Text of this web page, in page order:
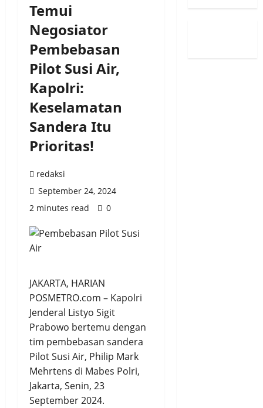
Temui
Negosiator
Pembebasan
Pilot Susi Air,
Kapolri:
Keselamatan
Sandera Itu
Prioritas!
redaksi
September 24, 2024
2 minutes read
0
JAKARTA, HARIAN
POSMETRO.com – Kapolri
Jenderal Listyo Sigit
Prabowo bertemu dengan
tim pembebasan sandera
Pilot Susi Air, Philip Mark
Mehrtens di Mabes Polri,
Jakarta, Senin, 23
September 2024.